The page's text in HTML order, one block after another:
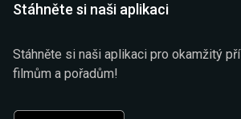
Stáhněte si naši aplikaci
Stáhněte si naši aplikaci pro okamžitý
filmům a pořadům!